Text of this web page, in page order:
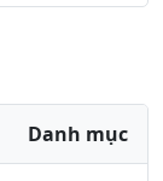
Danh mục